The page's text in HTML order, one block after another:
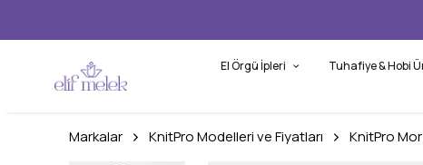
El Örgü İpleri Tuhafiye & Hobi
Markalar KnitPro Modelleri ve Fiyatları KnitPro